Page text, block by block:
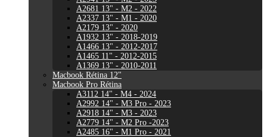
A2681 13" - M2 - 2022
A2337 13" - M1 - 2020
A2179 13" - 2020
A1932 13" - 2018-2019
A1466 13" - 2012-2017
A1465 11" - 2012-2015
A1369 13" - 2010-2011
Macbook Rétina 12"
Macbook Pro Rétina
A3112 14" - M4 - 2024
A2992 14" - M3 Pro - 2023
A2918 14" - M3 - 2023
A2779 14" - M2 Pro -2023
A2485 16" - M1 Pro - 2021